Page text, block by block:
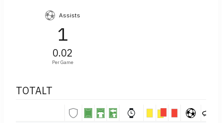
Assists
1
0.02
Per Game
TOTALT